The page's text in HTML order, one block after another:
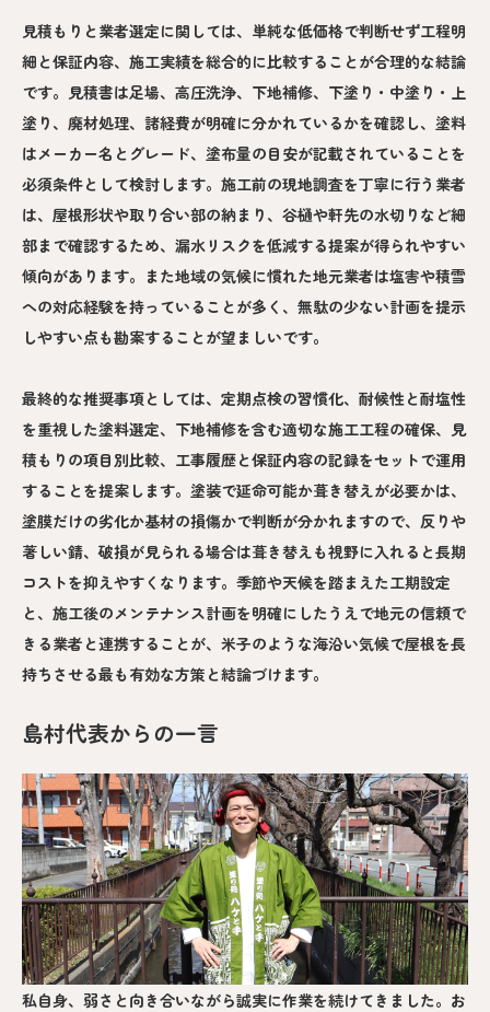
見積もりと業者選定に関しては、単純な低価格で判断せず工程明
細と保証内容、施工実績を総合的に比較することが合理的な結論
です。見積書は足場、高圧洗浄、下地補修、下塗り・中塗り・上
塗り、廃材処理、諸経費が明確に分かれているかを確認し、塗料
はメーカー名とグレード、塗布量の目安が記載されていることを
必須条件として検討します。施工前の現地調査を丁寧に行う業者
は、屋根形状や取り合い部の納まり、谷樋や軒先の水切りなど細
部まで確認するため、漏水リスクを低減する提案が得られやすい
傾向があります。また地域の気候に慣れた地元業者は塩害や積雪
への対応経験を持っていることが多く、無駄の少ない計画を提示
しやすい点も勘案することが望ましいです。
最終的な推奨事項としては、定期点検の習慣化、耐候性と耐塩性
を重視した塗料選定、下地補修を含む適切な施工工程の確保、見
積もりの項目別比較、工事履歴と保証内容の記録をセットで運用
することを提案します。塗装で延命可能か葺き替えが必要かは、
塗膜だけの劣化か基材の損傷かで判断が分かれますので、反りや
著しい錆、破損が見られる場合は葺き替えも視野に入れると長期
コストを抑えやすくなります。季節や天候を踏まえた工期設定
と、施工後のメンテナンス計画を明確にしたうえで地元の信頼で
きる業者と連携することが、米子のような海沿い気候で屋根を長
持ちさせる最も有効な方策と結論づけます。
島村代表からの一言
私自身、弱さと向き合いながら誠実に作業を続けてきました。お